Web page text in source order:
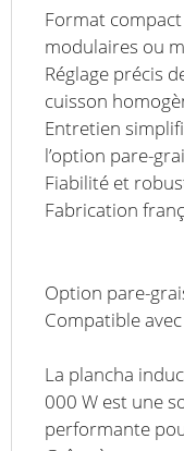
Format
modulaires ou
Réglage précis
cuisson
Entretien
l’option pare-
Fiabilité et
Fabrication
Option pare-
Compatible
La plancha
000 W est une
performante